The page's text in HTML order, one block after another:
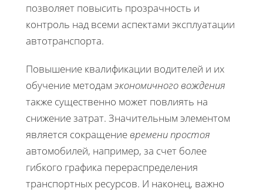
позволяет повысить прозрачность и
контроль над всеми аспектами эксплуатации
автотранспорта.
Повышение квалификации водителей и их
обучение методам экономичного вождения
также существенно может повлиять на
снижение затрат. Значительным элементом
является сокращение времени простоя
автомобилей, например, за счет более
гибкого графика перераспределения
транспортных ресурсов. И наконец, важно